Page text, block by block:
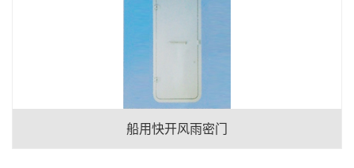
船用快开风雨密门